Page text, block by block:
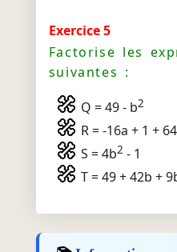
Exercice 5
Factorise les
suivantes :
Q = 49 - b2
R = -16a + 1 +
S = 4b2 - 1
T = 49 + 42b +